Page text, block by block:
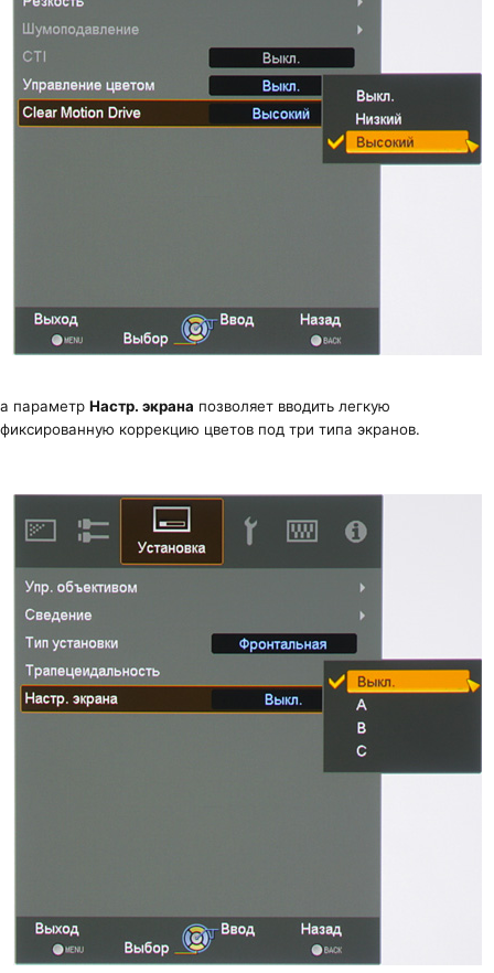
а параметр Настр. экрана позволяет вводить легкую
фиксированную коррекцию цветов под три типа экранов.